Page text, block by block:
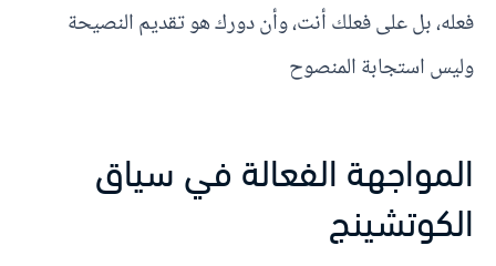
فعله، بل على فعلك أنت، وأن دورك هو تقديم النصيحة
وليس استجابة المنصوح
المواجهة الفعالة في سياق
الكوتشينج